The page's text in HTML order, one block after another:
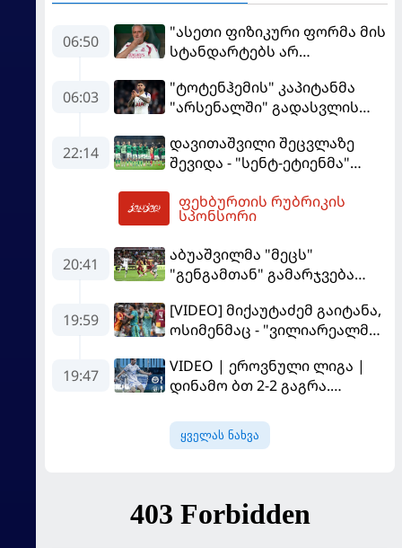
06:50
"ასეთი ფიზიკური ფორმა მის
სტანდარტებს არ
"რეალის" ახალწვეული
გააკრიტიკა
06:03
"ტოტენჰემის" კაპიტანმა
"არსენალში" გადასვლის
22:14
დავითაშვილი შეცვლაზე
შევიდა - "სენტ-ეტიენმა"
ფეხბურთის რუბრიკის
სპონსორი
20:41
აბუაშვილმა "მეცს"
"გენგამთან" გამარჯვება
19:59
[VIDEO] მიქაუტაძემ გაიტანა,
ოსიმენმაც - "ვილიარეალმა"
"გალათასარაის" მოუგო
19:47
VIDEO | ეროვნული ლიგა |
დინამო ბთ 2-2 გაგრა.
ყველას ნახვა